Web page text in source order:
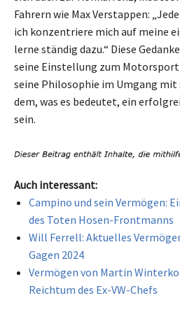
Fahrern wie Max Verstappen:
ich konzentriere mich auf meine
lerne ständig dazu.“ Diese
seine Einstellung zum Motorsport
seine Philosophie im Umgang mit
dem, was es bedeutet, ein
sein.
Auch interessant:
Campino und sein Vermögen:
des Toten Hosen-Frontmanns
Will Ferrell: Aktuelles
Gagen 2024
Vermögen von Martin
Reichtum des Ex-VW-Chefs